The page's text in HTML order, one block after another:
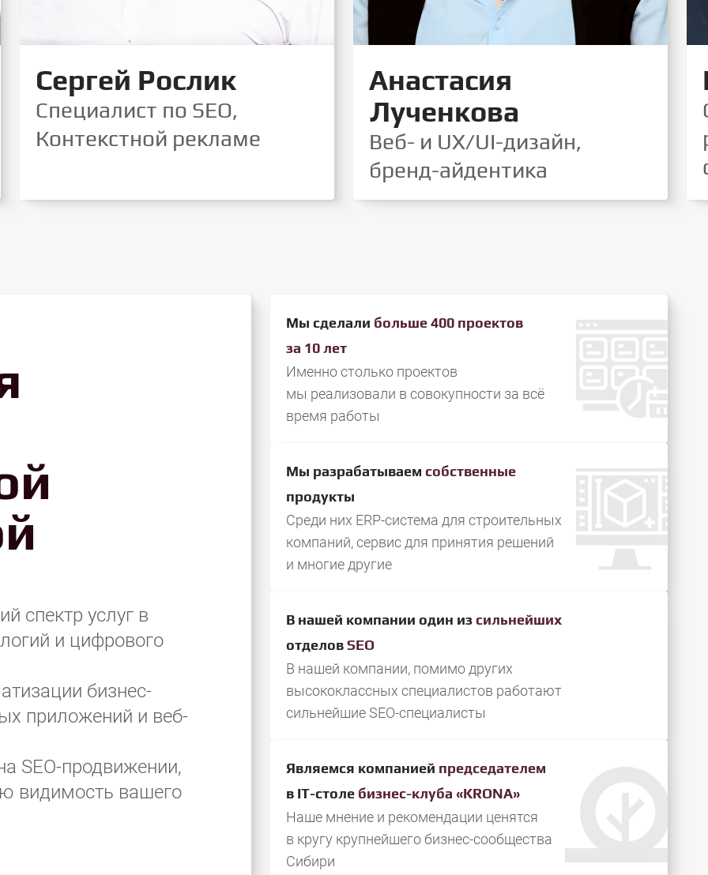
Сергей Рослик
Специалист по SEO,
Контекстной рекламе
Анастасия
Лученкова
Веб- и UX/UI-дизайн,
бренд-айдентика
спектр услуг в
и цифрового
бизнес-
приложений и веб-
SEO-продвижении,
видимость вашего
Мы сделали больше 400 проектов
за 10 лет
Именно столько проектов
мы реализовали в совокупности за всё
время работы
Мы разрабатываем собственные
продукты
Среди них ERP-система для строительных
компаний, сервис для принятия решений
и многие другие
В нашей компании один из сильнейших
отделовSEO
В нашей компании, помимо других
высококлассных специалистов работают
сильнейшие SEO-специалисты
Являемся компанией председателем
в IT-столе бизнес-клуба «KRONA»
Наше мнение и рекомендации ценятся
в кругу крупнейшего бизнес-сообщества
Сибири